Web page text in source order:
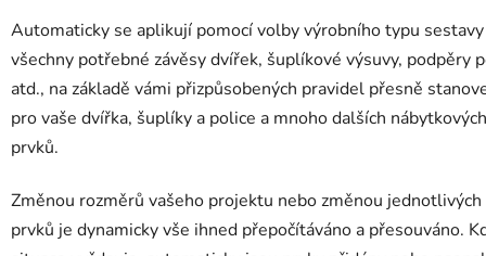
Automaticky se aplikují pomocí volby výrobního typu sestavy
všechny potřebné závěsy dvířek, šuplíkové výsuvy, podpěry
atd., na základě vámi přizpůsobených pravidel přesně
pro vaše dvířka, šuplíky a police a mnoho dalších nábytkových
prvků.
Změnou rozměrů vašeho projektu nebo změnou jednotlivých
prvků je dynamicky vše ihned přepočítáváno a přesouváno.